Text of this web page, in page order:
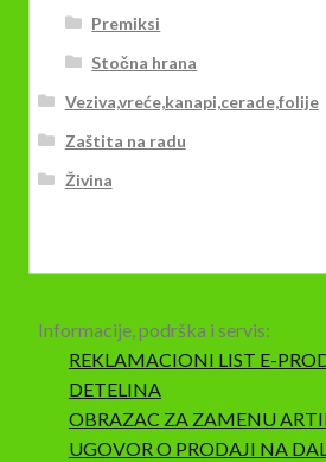
Premiksi
Stočna hrana
Veziva,vreće,kanapi,cerade,folije
Zaštita na radu
Živina
Informacije, podrška i servis:
REKLAMACIONI LIST E-
DETELINA
OBRAZAC ZA ZAMENU
UGOVOR O PRODAJI NA